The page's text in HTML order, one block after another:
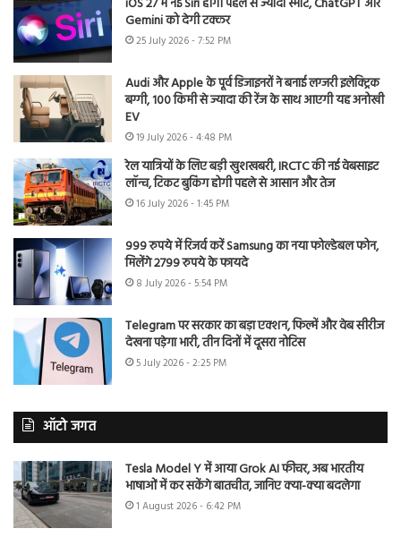
Gemini को देगी टक्कर
25 July 2026 - 7:52 PM
Audi और Apple के पूर्व डिजाइनरों ने बनाई लग्जरी इलेक्ट्रिक
बग्गी, 100 किमी से ज्यादा की रेंज के साथ आएगी यह अनोखी
EV
19 July 2026 - 4:48 PM
रेल यात्रियों के लिए बड़ी खुशखबरी, IRCTC की नई वेबसाइट
लॉन्च, टिकट बुकिंग होगी पहले से आसान और तेज
16 July 2026 - 1:45 PM
999 रुपये में रिजर्व करें Samsung का नया फोल्डेबल फोन,
मिलेंगे 2799 रुपये के फायदे
8 July 2026 - 5:54 PM
Telegram पर सरकार का बड़ा एक्शन, फिल्में और वेब सीरीज
देखना पड़ेगा भारी, तीन दिनों में दूसरा नोटिस
5 July 2026 - 2:25 PM
ऑटो जगत
Tesla Model Y में आया Grok AI फीचर, अब भारतीय
भाषाओं में कर सकेंगे बातचीत, जानिए क्या-क्या बदलेगा
1 August 2026 - 6:42 PM